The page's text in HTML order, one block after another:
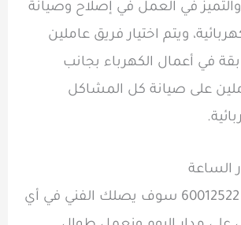
والتميز في العمل في إصلاح وصيانة
ويتم اختيار فريق عاملين
في أعمال الكهرباء بجانب
على صيانة كل المشاكل
الساعة
إذا اتصلت على 60012522 سوف يصلك الفني في أي